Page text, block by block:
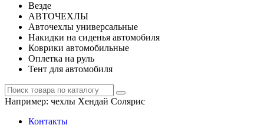
Везде
АВТОЧЕХЛЫ
Авточехлы универсальные
Накидки на сиденья автомобиля
Коврики автомобильные
Оплетка на руль
Тент для автомобиля
Например: чехлы Хендай Солярис
Контакты